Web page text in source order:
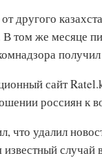
другого
том же месяце
сайт
россиян к
что удалил
случай